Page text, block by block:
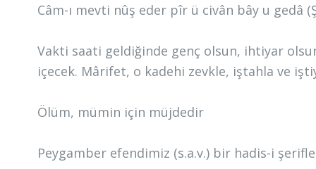
Câm-ı mevti nûş eder pîr ü civân bây u gedâ
Vakti saati geldiğinde genç olsun, ihtiyar
içecek. Mârifet, o kadehi zevkle, iştahla ve
Ölüm, mümin için müjdedir
Peygamber efendimiz (s.a.v.) bir hadis-i